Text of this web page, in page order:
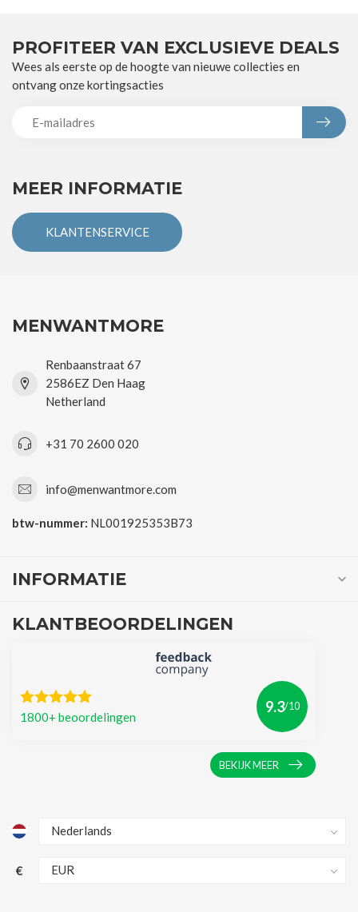
MEER INFORMATIE
KLANTENSERVICE
PROFITEER VAN EXCLUSIEVE DEALS
Wees als eerste op de hoogte van nieuwe collecties en
ontvang onze kortingsacties
MENWANTMORE
Renbaanstraat 67
2586EZ Den Haag
Netherland
+31 70 2600 020
info@menwantmore.com
btw-nummer: NL001925353B73
INFORMATIE
KLANTBEOORDELINGEN
1800+ beoordelingen
9.3/10
BEKIJK MEER
€